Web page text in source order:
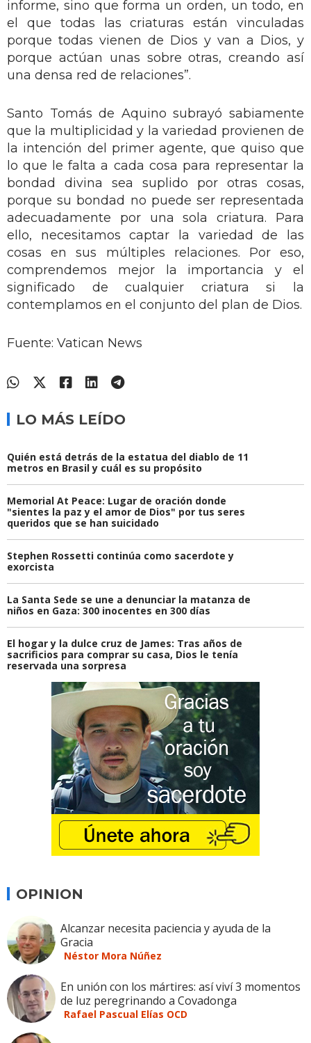
informe, sino que forma un orden, un todo, en
el que todas las criaturas están vinculadas
porque todas vienen de Dios y van a Dios, y
porque actúan unas sobre otras, creando así
una densa red de relaciones”.
Santo Tomás de Aquino subrayó sabiamente
que la multiplicidad y la variedad provienen de
la intención del primer agente, que quiso que
lo que le falta a cada cosa para representar la
bondad divina sea suplido por otras cosas,
porque su bondad no puede ser representada
adecuadamente por una sola criatura. Para
ello, necesitamos captar la variedad de las
cosas en sus múltiples relaciones. Por eso,
comprendemos mejor la importancia y el
significado de cualquier criatura si la
contemplamos en el conjunto del plan de Dios.
Fuente: Vatican News
LO MÁS LEÍDO
Quién está detrás de la estatua del diablo de 11
metros en Brasil y cuál es su propósito
Memorial At Peace: Lugar de oración donde
"sientes la paz y el amor de Dios" por tus seres
queridos que se han suicidado
Stephen Rossetti continúa como sacerdote y
exorcista
La Santa Sede se une a denunciar la matanza de
niños en Gaza: 300 inocentes en 300 días
El hogar y la dulce cruz de James: Tras años de
sacrificios para comprar su casa, Dios le tenía
reservada una sorpresa
OPINION
Alcanzar necesita paciencia y ayuda de la
Gracia
Néstor Mora Núñez
En unión con los mártires: así viví 3 momentos
de luz peregrinando a Covadonga
Rafael Pascual Elías OCD